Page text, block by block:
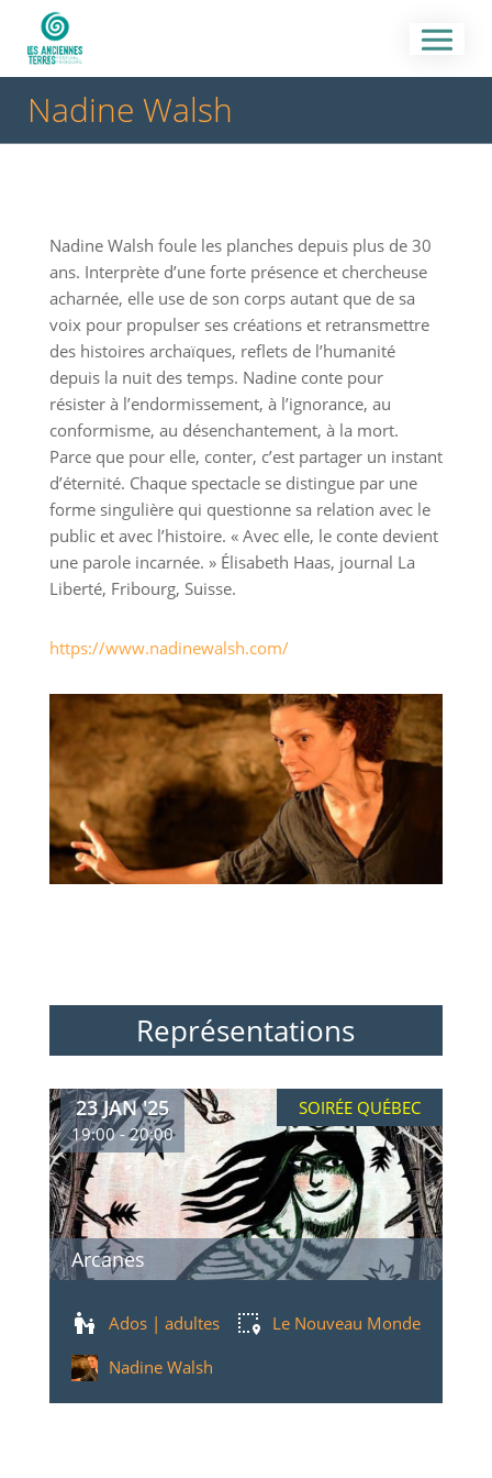
Nadine Walsh
Nadine Walsh foule les planches depuis plus de 30
ans. Interprète d’une forte présence et chercheuse
acharnée, elle use de son corps autant que de sa
voix pour propulser ses créations et retransmettre
des histoires archaïques, reflets de l’humanité
depuis la nuit des temps. Nadine conte pour
résister à l’endormissement, à l’ignorance, au
conformisme, au désenchantement, à la mort.
Parce que pour elle, conter, c’est partager un instant
d’éternité. Chaque spectacle se distingue par une
forme singulière qui questionne sa relation avec le
public et avec l’histoire. « Avec elle, le conte devient
une parole incarnée. » Élisabeth Haas, journal La
Liberté, Fribourg, Suisse.
https://www.nadinewalsh.com/
Représentations
Arcanes
23 JAN '25
19:00 - 20:00
SOIRÉE QUÉBEC
Ados | adultes
Le Nouveau Monde
Nadine Walsh